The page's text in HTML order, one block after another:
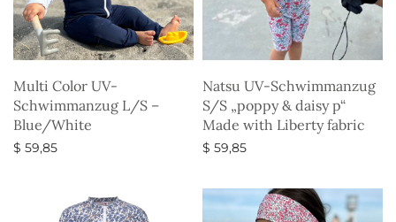
Multi Color UV-
Schwimmanzug L/S –
Blue/White
$ 59,85
Natsu UV-Schwimmanzug
S/S „poppy & daisy p“
Made with Liberty fabric
$ 59,85